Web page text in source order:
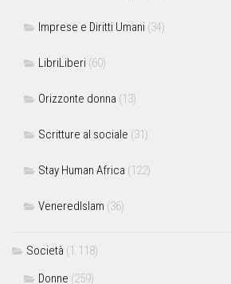
Imprese e Diritti Umani (34)
LibriLiberi (60)
Orizzonte donna (13)
Scritture al sociale (31)
Stay Human Africa (122)
VeneredIslam (36)
Società (1.118)
Donne (259)